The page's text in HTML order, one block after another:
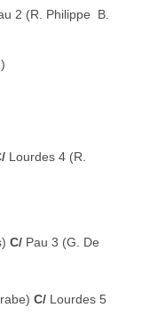
2 (R. Philippe  B.
Lourdes 4 (R.
C/ Pau 3 (G. De
C/ Lourdes 5